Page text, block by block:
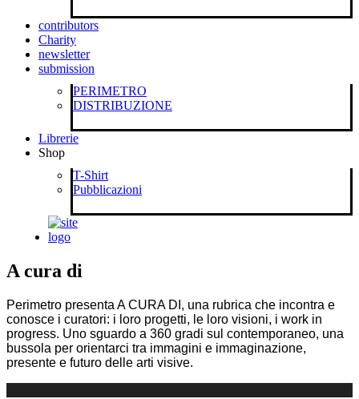
contributors
Charity
newsletter
submission
PERIMETRO
DISTRIBUZIONE
Librerie
Shop
T-Shirt
Pubblicazioni
A cura di
Perimetro presenta A CURA DI, una rubrica che incontra e
conosce i curatori: i loro progetti, le loro visioni, i work in
progress. Uno sguardo a 360 gradi sul contemporaneo, una
bussola per orientarci tra immagini e immaginazione,
presente e futuro delle arti visive.